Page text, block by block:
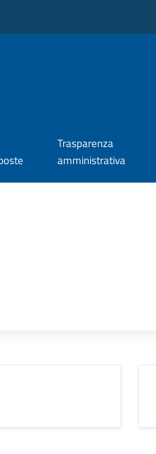
Trasparenza
amministrativa